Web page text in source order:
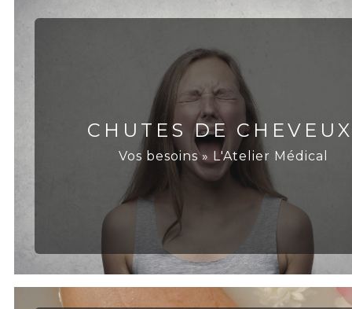
CHUTES DE CHEVEUX
Vos besoins » L'Atelier Médical